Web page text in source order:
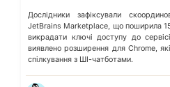
Дослідники зафіксували
JetBrains Marketplace, що поширила 15
викрадати ключі доступу до
виявлено розширення для Chrome,
спілкування з ШІ-чатботами.